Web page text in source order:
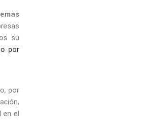
su
por
por
en el